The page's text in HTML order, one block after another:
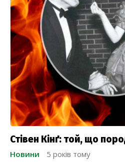
Стівен Кінґ: той, що
Новини
5 років тому